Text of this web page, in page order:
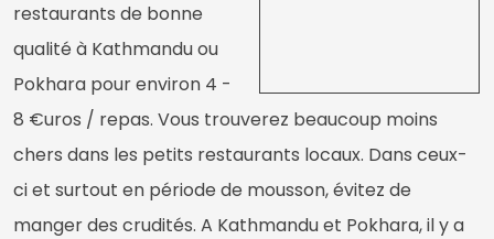
restaurants de bonne
qualité à Kathmandu ou
Pokhara pour environ 4 -
8 €uros / repas. Vous trouverez beaucoup moins
chers dans les petits restaurants locaux. Dans ceux-
ci et surtout en période de mousson, évitez de
manger des crudités. A Kathmandu et Pokhara, il y a